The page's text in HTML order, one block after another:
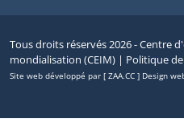
Tous droits réservés 2026 - Centre
mondialisation (CEIM) | Politique
Site web développé par [ ZAA.CC ] Design